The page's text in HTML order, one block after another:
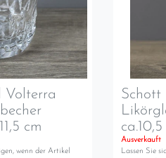
Volterra
cm
wenn der Artikel
Schott
ca.10,5
Ausverkauft
Lassen Sie